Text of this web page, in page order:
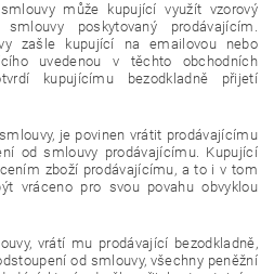
může kupující využít vzorový
poskytovaný prodávajícím.
zašle kupující na emailovou nebo
uvedenou v těchto obchodních
kupujícímu bezodkladně přijetí
je povinen vrátit prodávajícímu
od smlouvy prodávajícímu. Kupující
zboží prodávajícímu, a to i v tom
vráceno pro svou povahu obvyklou
vrátí mu prodávající bezodkladně,
od smlouvy, všechny peněžní